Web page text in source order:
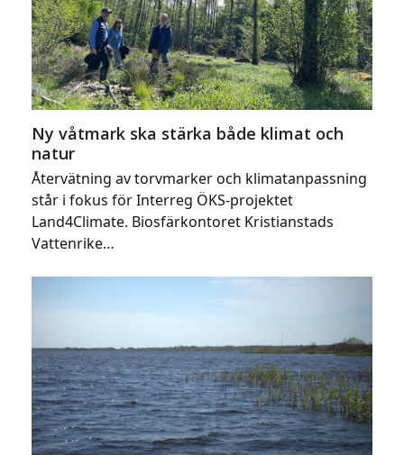
Ny våtmark ska stärka både klimat och
natur
Återvätning av torvmarker och klimatanpassning
står i fokus för Interreg ÖKS-projektet
Land4Climate. Biosfärkontoret Kristianstads
Vattenrike…